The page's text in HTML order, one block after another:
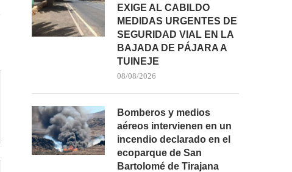
EXIGE AL CABILDO
MEDIDAS URGENTES DE
SEGURIDAD VIAL EN LA
BAJADA DE PÁJARA A
TUINEJE
08/08/2026
Bomberos y medios
aéreos intervienen en un
incendio declarado en el
ecoparque de San
Bartolomé de Tirajana